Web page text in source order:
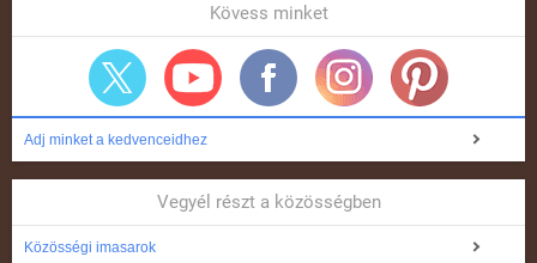
Kövess minket
Adj minket a kedvenceidhez
Vegyél részt a közösségben
Közösségi imasarok